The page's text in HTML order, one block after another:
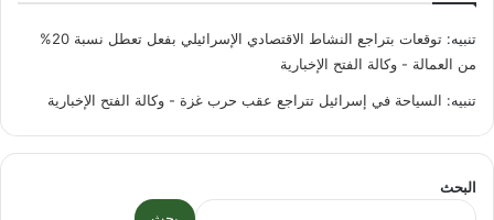
تنبيه:
توقعات بتراجع النشاط الاقتصادي الإسرائيلي بفعل تعطل نسبة 20%
من العمالة - وكالة الفتح الإخبارية
تنبيه: السياحة في إسرائيل تتراجع عقب حرب غزة - وكالة الفتح الإخبارية
البحث